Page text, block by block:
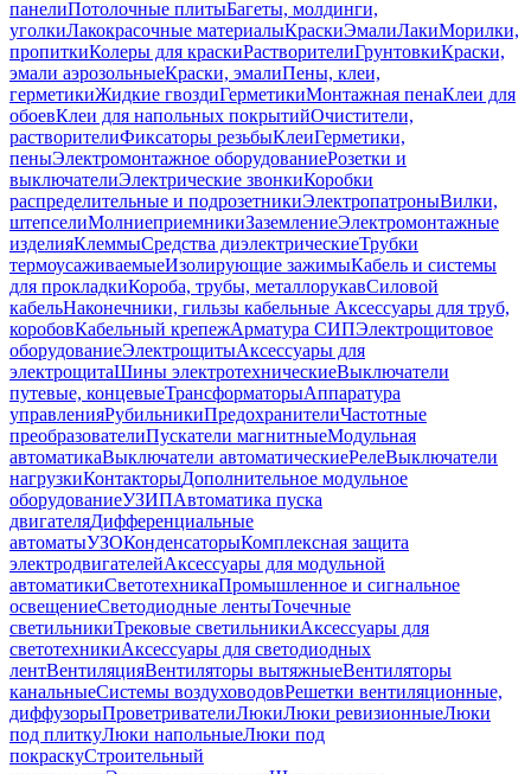
панелиПотолочные плитыБагеты, молдинги,
уголкиЛакокрасочные материалыКраскиЭмалиЛакиМорилки,
пропиткиКолеры для краскиРастворителиГрунтовкиКраски,
эмали аэрозольныеКраски, эмалиПены, клеи,
герметикиЖидкие гвоздиГерметикиМонтажная пенаКлеи для
обоевКлеи для напольных покрытийОчистители,
растворителиФиксаторы резьбыКлеиГерметики,
пеныЭлектромонтажное оборудованиеРозетки и
выключателиЭлектрические звонкиКоробки
распределительные и подрозетникиЭлектропатроныВилки,
штепселиМолниеприемникиЗаземлениеЭлектромонтажные
изделияКлеммыСредства диэлектрическиеТрубки
термоусаживаемыеИзолирующие зажимыКабель и системы
для прокладкиКороба, трубы, металлорукавСиловой
кабельНаконечники, гильзы кабельные Аксессуары для труб,
коробовКабельный крепежАрматура СИПЭлектрощитовое
оборудованиеЭлектрощитыАксессуары для
электрощитаШины электротехническиеВыключатели
путевые, концевыеТрансформаторыАппаратура
управленияРубильникиПредохранителиЧастотные
преобразователиПускатели магнитныеМодульная
автоматикаВыключатели автоматическиеРелеВыключатели
нагрузкиКонтакторыДополнительное модульное
оборудованиеУЗИПАвтоматика пуска
двигателяДифференциальные
автоматыУЗОКонденсаторыКомплексная защита
электродвигателейАксессуары для модульной
автоматикиСветотехникаПромышленное и сигнальное
освещениеСветодиодные лентыТочечные
светильникиТрековые светильникиАксессуары для
светотехникиАксессуары для светодиодных
лентВентиляцияВентиляторы вытяжныеВентиляторы
канальныеСистемы воздуховодовРешетки вентиляционные,
диффузорыПроветривателиЛюкиЛюки ревизионныеЛюки
под плиткуЛюки напольныеЛюки под
покраскуСтроительный